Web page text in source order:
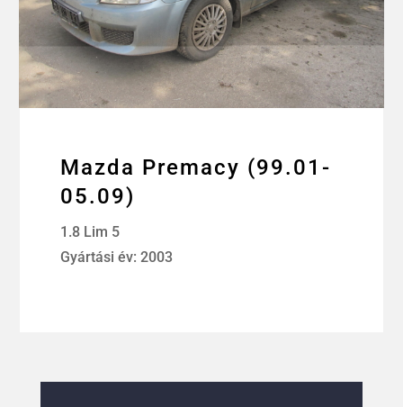
Mazda Premacy (99.01-
05.09)
1.8 Lim 5
Gyártási év: 2003